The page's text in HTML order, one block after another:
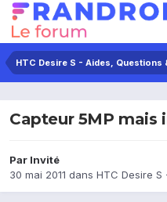
HTC Desire S - Aides, Questions
Capteur 5MP mais
Par Invité
30 mai 2011 dans HTC Desire S